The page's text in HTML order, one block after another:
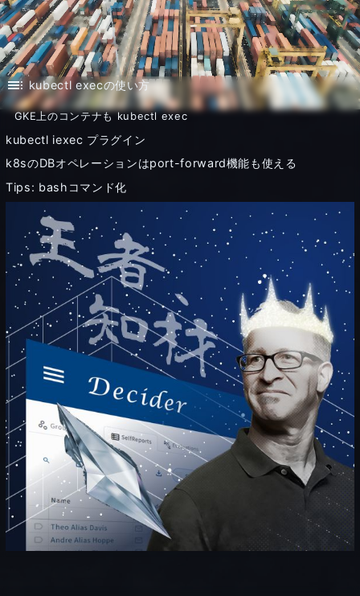
toc kubectl execの使い方
GKE上のコンテナも kubectl exec
kubectl iexec プラグイン
k8sのDBオペレーションはport-forward機能も使える
Tips: bashコマンド化